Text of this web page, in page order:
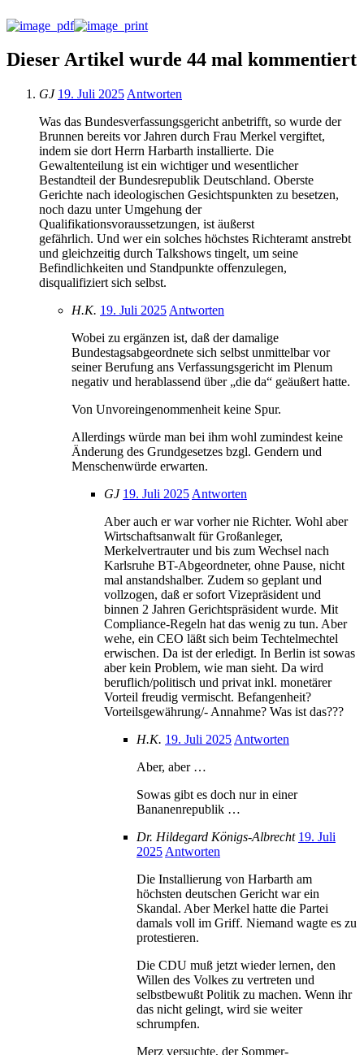
Dieser Artikel wurde 44 mal kommentiert
GJ 19. Juli 2025 Antworten
Was das Bundesverfassungsgericht anbetrifft, so wurde der
Brunnen bereits vor Jahren durch Frau Merkel vergiftet,
indem sie dort Herrn Harbarth installierte. Die
Gewaltenteilung ist ein wichtiger und wesentlicher
Bestandteil der Bundesrepublik Deutschland. Oberste
Gerichte nach ideologischen Gesichtspunkten zu besetzen,
noch dazu unter Umgehung der
Qualifikationsvoraussetzungen, ist äußerst
gefährlich. Und wer ein solches höchstes Richteramt anstrebt
und gleichzeitig durch Talkshows tingelt, um seine
Befindlichkeiten und Standpunkte offenzulegen,
disqualifiziert sich selbst.
H.K. 19. Juli 2025 Antworten
Wobei zu ergänzen ist, daß der damalige
Bundestagsabgeordnete sich selbst unmittelbar vor
seiner Berufung ans Verfassungsgericht im Plenum
negativ und herablassend über „die da“ geäußert hatte.
Von Unvoreingenommenheit keine Spur.
Allerdings würde man bei ihm wohl zumindest keine
Änderung des Grundgesetzes bzgl. Gendern und
Menschenwürde erwarten.
GJ 19. Juli 2025 Antworten
Aber auch er war vorher nie Richter. Wohl aber
Wirtschaftsanwalt für Großanleger,
Merkelvertrauter und bis zum Wechsel nach
Karlsruhe BT-Abgeordneter, ohne Pause, nicht
mal anstandshalber. Zudem so geplant und
vollzogen, daß er sofort Vizepräsident und
binnen 2 Jahren Gerichtspräsident wurde. Mit
Compliance-Regeln hat das wenig zu tun. Aber
wehe, ein CEO läßt sich beim Techtelmechtel
erwischen. Da ist der erledigt. In Berlin ist sowas
aber kein Problem, wie man sieht. Da wird
beruflich/politisch und privat inkl. monetärer
Vorteil freudig vermischt. Befangenheit?
Vorteilsgewährung/- Annahme? Was ist das???
H.K. 19. Juli 2025 Antworten
Aber, aber …
Sowas gibt es doch nur in einer
Bananenrepublik …
Dr. Hildegard Königs-Albrecht 19. Juli
2025 Antworten
Die Installierung von Harbarth am
höchsten deutschen Gericht war ein
Skandal. Aber Merkel hatte die Partei
damals voll im Griff. Niemand wagte es zu
protestieren.
Die CDU muß jetzt wieder lernen, den
Willen des Volkes zu vertreten und
selbstbewußt Politik zu machen. Wenn ihr
das nicht gelingt, wird sie weiter
schrumpfen.
Merz versuchte, der Sommer-